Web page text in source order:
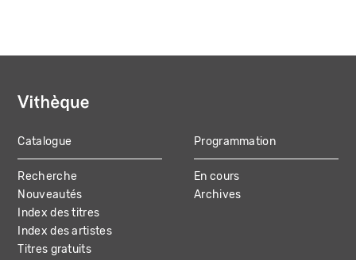
MAIN
NAVIGATION
Catalogue
Recherche
Nouveautés
Index des titres
Index des artistes
Titres gratuits
Programmation
En cours
Archives